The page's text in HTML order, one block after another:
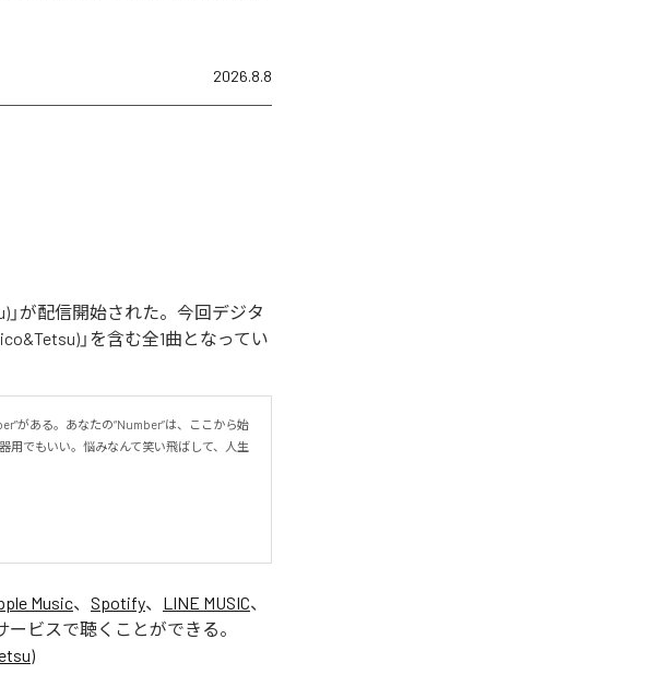
2026.8.8
」が配信開始された。今回デジタ
」を含む全1曲となってい
がある。あなたの“Number”は、ここから始
用でもいい。悩みなんて笑い飛ばして、人生
Music、 Spotify、 LINE MUSIC、
ービスで聴くことができる。